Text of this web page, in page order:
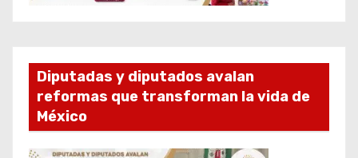
Diputadas y diputados avalan
reformas que transforman la vida de
México